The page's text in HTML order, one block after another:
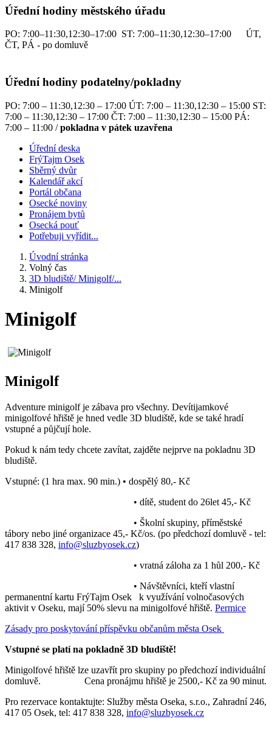
Úřední hodiny městského úřadu
PO: 7:00–11:30,12:30–17:00 ST: 7:00–11:30,12:30–17:00 ÚT,
ČT, PÁ - po domluvě
Úřední hodiny podatelny/pokladny
PO: 7:00 – 11:30,12:30 – 17:00 ÚT: 7:00 – 11:30,12:30 – 15:00 ST:
7:00 – 11:30,12:30 – 17:00 ČT: 7:00 – 11:30,12:30 – 15:00 PÁ:
7:00 – 11:00 /pokladna v pátek uzavřena
Úřední deska
FrýTajm Osek
Sběrný dvůr
Kalendář akcí
Portál občana
Osecké noviny
Pronájem bytů
Osecká pouť
Potřebuji vyřídit...
Úvodní stránka
Volný čas
3D bludiště/ Minigolf/...
Minigolf
Minigolf
Minigolf
Adventure minigolf je zábava pro všechny. Devítijamkové
minigolfové hřiště je hned vedle 3D bludiště, kde se také hradí
vstupné a půjčují hole.
Pokud k nám tedy chcete zavítat, zajděte nejprve na pokladnu 3D
bludiště.
Vstupné: (1 hra max. 90 min.) • dospělý 80,- Kč
• dítě, student do 26let 45,- Kč
• Školní skupiny, příměstské
tábory nebo jiné organizace 45,- Kč/os. (po předchozí domluvě - tel:
417 838 328, info@sluzbyosek.cz)
• vratná záloha za 1 hůl 200,- Kč
• Návštěvníci, kteří vlastní
permanentní kartu FrýTajm Osek k využívání volnočasových
aktivit v Oseku, mají 50% slevu na minigolfové hřiště. Permice
Zásady pro poskytování příspěvku občanům města Osek
Vstupné se platí na pokladně 3D bludiště!
Minigolfové hřiště lze uzavřít pro skupiny po předchozí individuální
domluvě. Cena pronájmu hřiště je 2500,- Kč za 90 minut.
Pro rezervace kontaktujte: Služby města Oseka, s.r.o., Zahradní 246,
417 05 Osek, tel: 417 838 328, info@sluzbyosek.cz